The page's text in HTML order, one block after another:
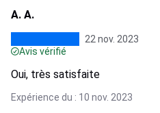
A. A.
22 nov. 2023
Avis vérifié
Oui, très satisfaite
Expérience du : 10 nov. 2023